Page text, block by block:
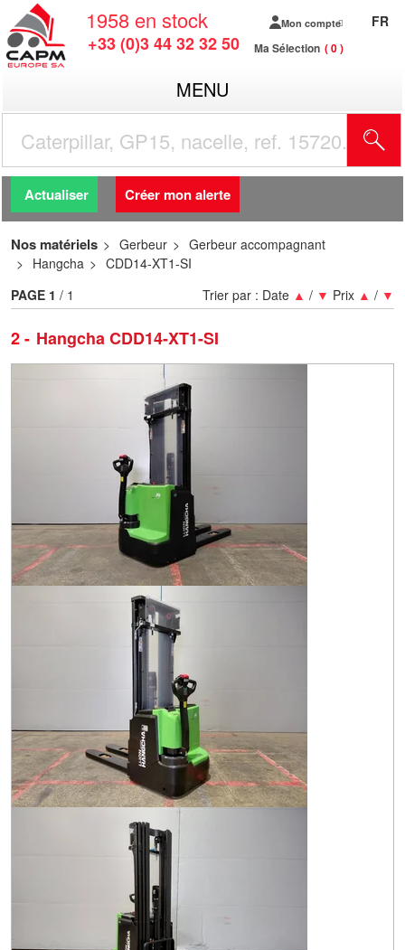
1958 en stock
+33 (0)3 44 32 32 50
Mon compte
Ma Sélection 0
FR
MENU
Actualiser Créer mon alerte
Nos matériels Gerbeur
Gerbeur accompagnant
Hangcha
CDD14-XT1-SI
2 Hangcha CDD14-XT1-SI
Trier par : Date ▲ / ▼ Prix ▲ / ▼
PAGE 1 / 1